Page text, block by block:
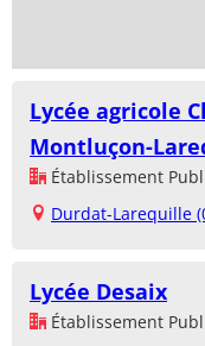
Lycée agricole
Montluçon-
Établissement
Durdat-Larequille
Lycée Desaix
Établissement